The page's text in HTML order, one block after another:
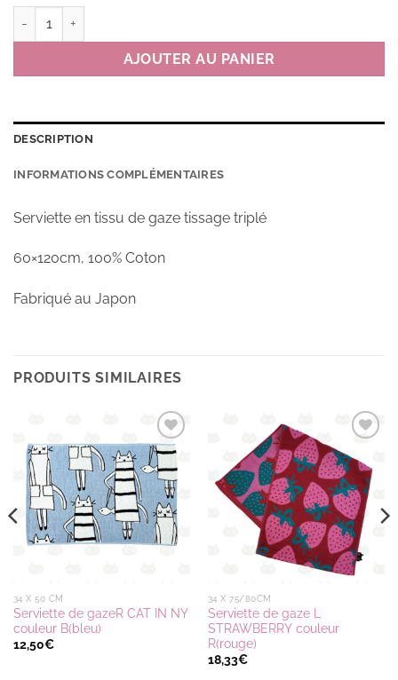
AJOUTER AU PANIER
DESCRIPTION
INFORMATIONS COMPLÉMENTAIRES
Serviette en tissu de gaze tissage triplé
60×120cm, 100% Coton
Fabriqué au Japon
PRODUITS SIMILAIRES
Ajouter
à la
wishlist
34 X 50 CM
Serviette de gazeR CAT IN NY
couleur B(bleu)
12,50€
Ajouter
à la
wishlist
34 X 75/80CM
Serviette de gaze L
STRAWBERRY couleur
R(rouge)
18,33€